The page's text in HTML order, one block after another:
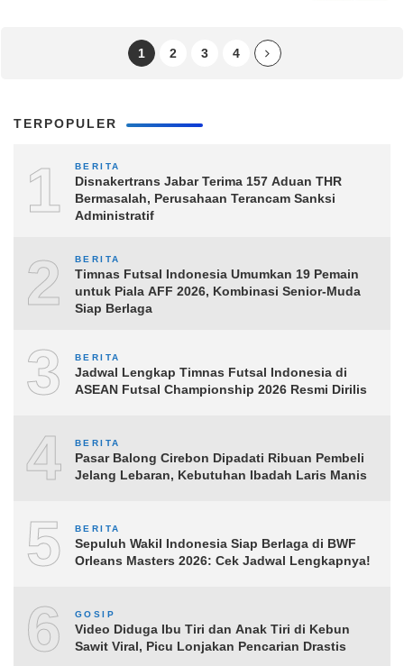
1 2 3 4
TERPOPULER
1 BERITA
Disnakertrans Jabar Terima 157 Aduan THR
Bermasalah, Perusahaan Terancam Sanksi
Administratif
2 BERITA
Timnas Futsal Indonesia Umumkan 19 Pemain
untuk Piala AFF 2026, Kombinasi Senior-Muda
Siap Berlaga
3 BERITA
Jadwal Lengkap Timnas Futsal Indonesia di
ASEAN Futsal Championship 2026 Resmi Dirilis
4 BERITA
Pasar Balong Cirebon Dipadati Ribuan Pembeli
Jelang Lebaran, Kebutuhan Ibadah Laris Manis
5 BERITA
Sepuluh Wakil Indonesia Siap Berlaga di BWF
Orleans Masters 2026: Cek Jadwal Lengkapnya!
6 GOSIP
Video Diduga Ibu Tiri dan Anak Tiri di Kebun
Sawit Viral, Picu Lonjakan Pencarian Drastis